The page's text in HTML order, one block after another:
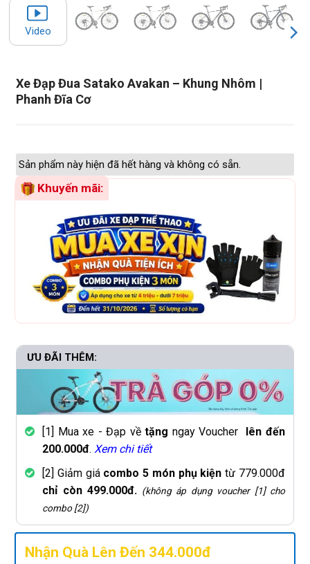
Xe Đạp Đua Satako Avakan – Khung Nhôm |
Phanh Đĩa Cơ
Video
Sản phẩm này hiện đã hết hàng và không có sẵn.
Khuyến mãi:
ƯU ĐÃI THÊM:
[1] Mua xe - Đạp vềtặng ngay Voucher lên đến
200.000đ. Xem chi tiết
[2] Giảm giá combo 5 món phụ kiện từ 779.000đ
chỉ còn 499.000đ. (không áp dụng voucher [1] cho
combo [2])
Nhận Quà Lên Đến 344.000đ